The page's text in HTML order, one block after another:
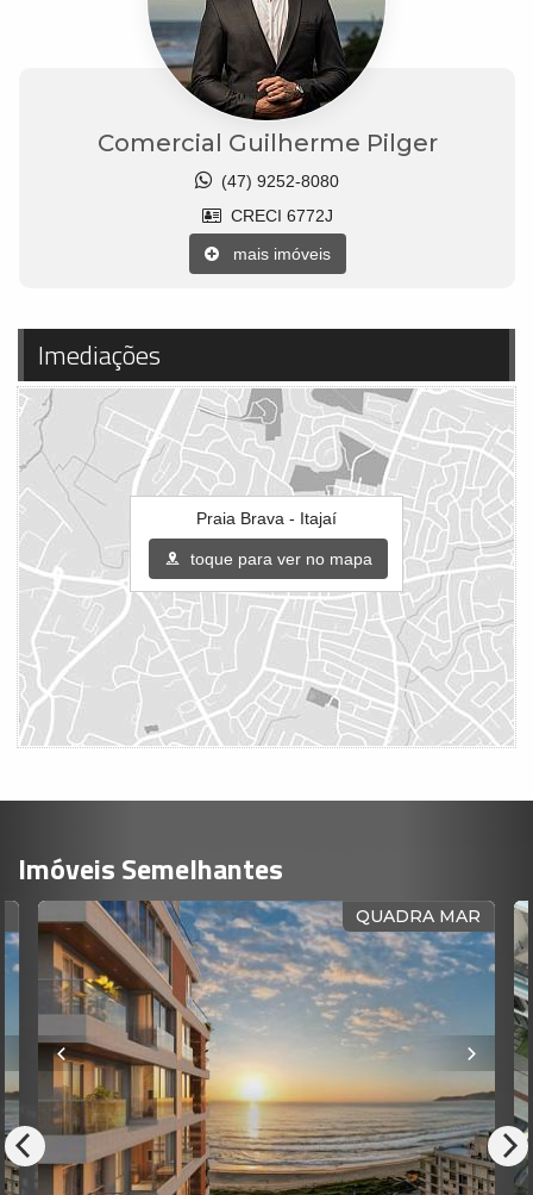
Comercial Guilherme Pilger
(47) 9252-8080
CRECI 6772J
mais imóveis
Imediações
Praia Brava - Itajaí
toque para ver no mapa
Imóveis Semelhantes
QUADRA MAR PRONTO